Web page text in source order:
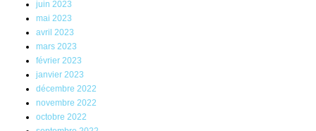
juin 2023
mai 2023
avril 2023
mars 2023
février 2023
janvier 2023
décembre 2022
novembre 2022
octobre 2022